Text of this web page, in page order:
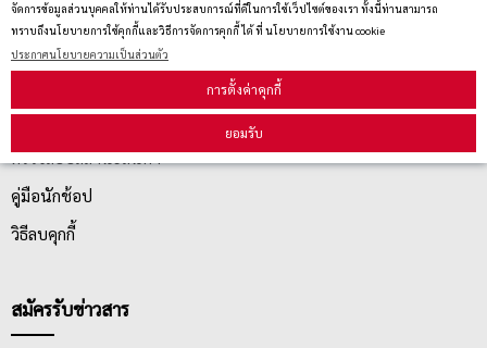
จัดการข้อมูลส่วนบุคคลให้ท่านได้รับประสบการณ์ที่ดีในการใช้เว็ปไซต์ของเรา ทั้งนี้ท่านสามารถ
ทราบถึงนโยบายการใช้คุกกี้และวิธีการจัดการคุกกี้ ได้ ที่ นโยบายการใช้งาน cookie
ประกาศนโยบายความเป็นส่วนตัว
การตั้งค่าคุกกี้
ยอมรับ
นโยบายการเปลี่ยน/คืน สินค้า
ตรวจสอบสถานะสินค้า
คู่มือนักช้อป
วิธีลบคุกกี้
สมัครรับข่าวสาร